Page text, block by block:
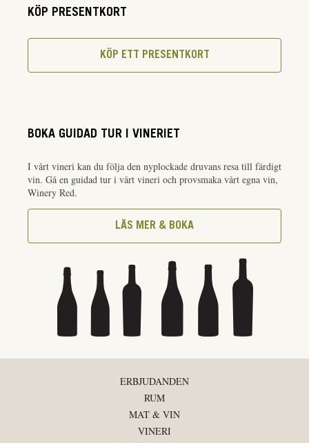
KÖP PRESENTKORT
KÖP ETT PRESENTKORT
BOKA GUIDAD TUR I VINERIET
I vårt vineri kan du följa den nyplockade druvans resa till färdigt
vin. Gå en guidad tur i vårt vineri och provsmaka vårt egna vin,
Winery Red.
LÄS MER & BOKA
ERBJUDANDEN
RUM
MAT & VIN
VINERI